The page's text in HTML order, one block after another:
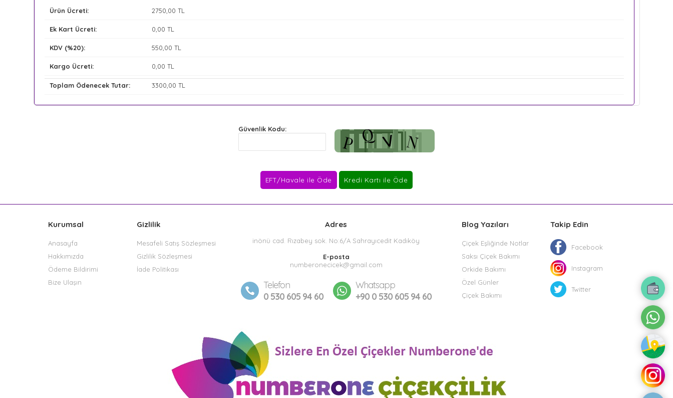
Ürün Ücreti: 2750 ,00 TL
Ek Kart Ücreti: 0 ,00 TL
KDV (%20): 550 ,00 TL
Kargo Ücreti: 0 ,00 TL
Toplam Ödenecek Tutar: 3300 ,00 TL
Güvenlik Kodu:
Kurumsal
Anasayfa
Hakkımızda
Ödeme Bildirimi
Bize Ulaşın
Gizlilik
Mesafeli Satış Sözleşmesi
Gizlilik Sözleşmesi
İade Politikası
Adres
inönü cad. Rızabey sok. No:6/A Sahrayıcedit Kadıköy
E-posta
numberonecicek@gmail.com
Telefon
0 530 605 94 60
Whatsapp
+90 0 530 605 94 60
Blog Yazıları
Çiçek Eşliğinde Notlar
Saksı Çiçek Bakımı
Orkide Bakımı
Özel Günler
Çiçek Bakımı
Takip Edin
Facebook
Instagram
Twitter